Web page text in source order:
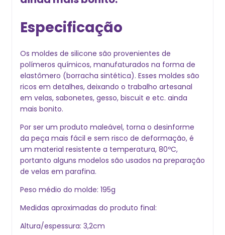
Especificação
Os moldes de silicone são provenientes de
polímeros químicos, manufaturados na forma de
elastômero (borracha sintética). Esses moldes são
ricos em detalhes, deixando o trabalho artesanal
em velas, sabonetes, gesso, biscuit e etc. ainda
mais bonito.
Por ser um produto maleável, torna o desinforme
da peça mais fácil e sem risco de deformação, é
um material resistente a temperatura, 80ºC,
portanto alguns modelos são usados na preparação
de velas em parafina.
Peso médio do molde: 195g
Medidas aproximadas do produto final:
Altura/espessura: 3,2cm